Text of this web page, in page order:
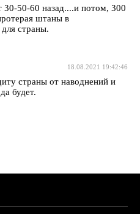
30-50-60 назад....и потом, 300
штаны в
страны.
18.08.2021 19:42:46
страны от наводнений и
будет.